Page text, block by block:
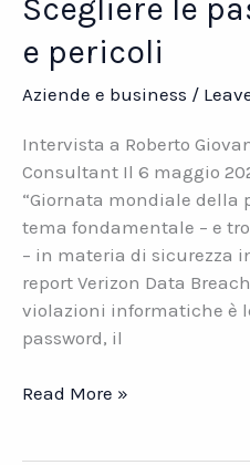
Scegliere le
e pericoli
Aziende e business /
Intervista a Roberto
Consultant Il 6 maggio
“Giornata mondiale della
tema fondamentale – e
– in materia di sicurezza
report Verizon Data
violazioni informatiche è
password, il
Scegliere
Read More »